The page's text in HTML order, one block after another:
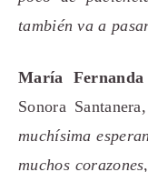
también va a
María
Sonora
muchísima
muchos